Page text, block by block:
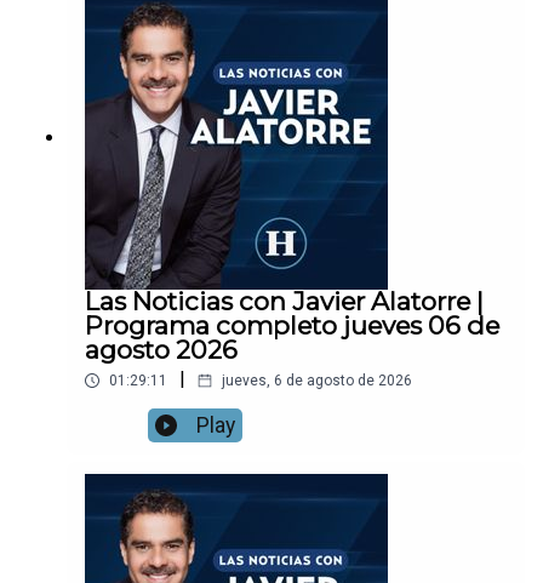
Las Noticias con Javier Alatorre |
Programa completo jueves 06 de
agosto 2026
01:29:11 jueves, 6 de agosto de 2026
Play